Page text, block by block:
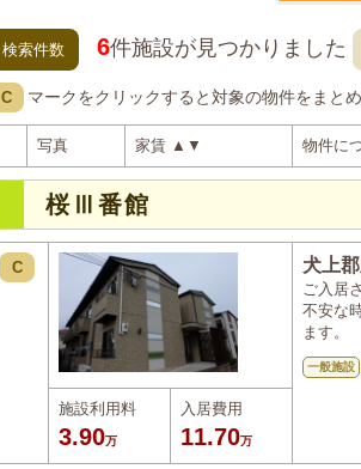
検索件数 6件施設が見つかりました
C マークをクリックすると対象の物件をまと
写真 家賃 ▲ ▼ 物件に
桜Ⅲ番館
C 犬上
ご入居
不安な
ます。
一般施設
施設利用料
3.90万
入居費用
11.70万